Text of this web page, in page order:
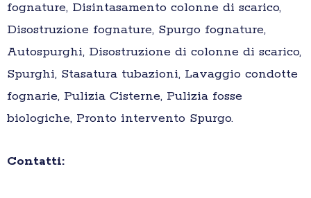
fognature, Disintasamento colonne di scarico,
Disostruzione fognature, Spurgo fognature,
Autospurghi, Disostruzione di colonne di scarico,
Spurghi, Stasatura tubazioni, Lavaggio condotte
fognarie, Pulizia Cisterne, Pulizia fosse
biologiche, Pronto intervento Spurgo.
Contatti: